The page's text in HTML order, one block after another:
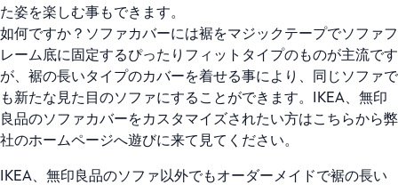
た姿を楽しむ事もできます。
如何ですか？ソファカバーには裾をマジックテープでソファフ
レーム底に固定するぴったりフィットタイプのものが主流です
が、裾の長いタイプのカバーを着せる事により、同じソファで
も新たな見た目のソファにすることができます。IKEA、無印
良品のソファカバーをカスタマイズされたい方はこちらから弊
社のホームページへ遊びに来て見てください。
IKEA、無印良品のソファ以外でもオーダーメイドで裾の長い